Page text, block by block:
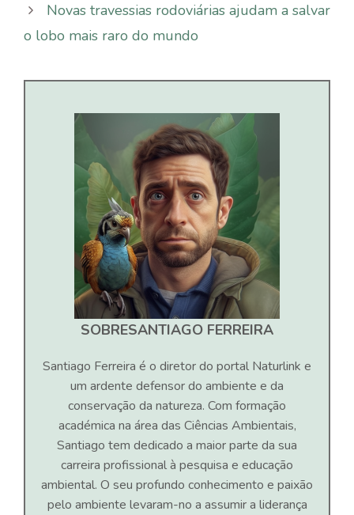
Novas travessias rodoviárias ajudam a salvar
o lobo mais raro do mundo
SOBRESANTIAGO FERREIRA
Santiago Ferreira é o diretor do portal Naturlink e
um ardente defensor do ambiente e da
conservação da natureza. Com formação
académica na área das Ciências Ambientais,
Santiago tem dedicado a maior parte da sua
carreira profissional à pesquisa e educação
ambiental. O seu profundo conhecimento e paixão
pelo ambiente levaram-no a assumir a liderança